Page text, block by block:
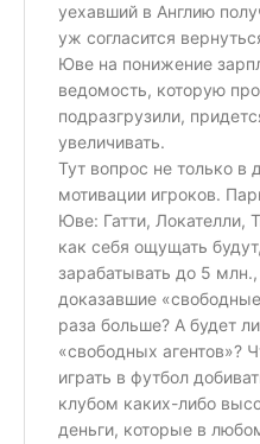
уехавший в Англию
уж согласится
Юве на понижение
ведомость, которую
подразгрузили,
увеличивать.
Тут вопрос не только в
мотивации игроков.
Юве: Гатти,
как себя ощущать
зарабатывать до 5
доказавшие
раза больше? А будет
«свободных агентов»?
играть в футбол
клубом каких-либо
деньги, которые в